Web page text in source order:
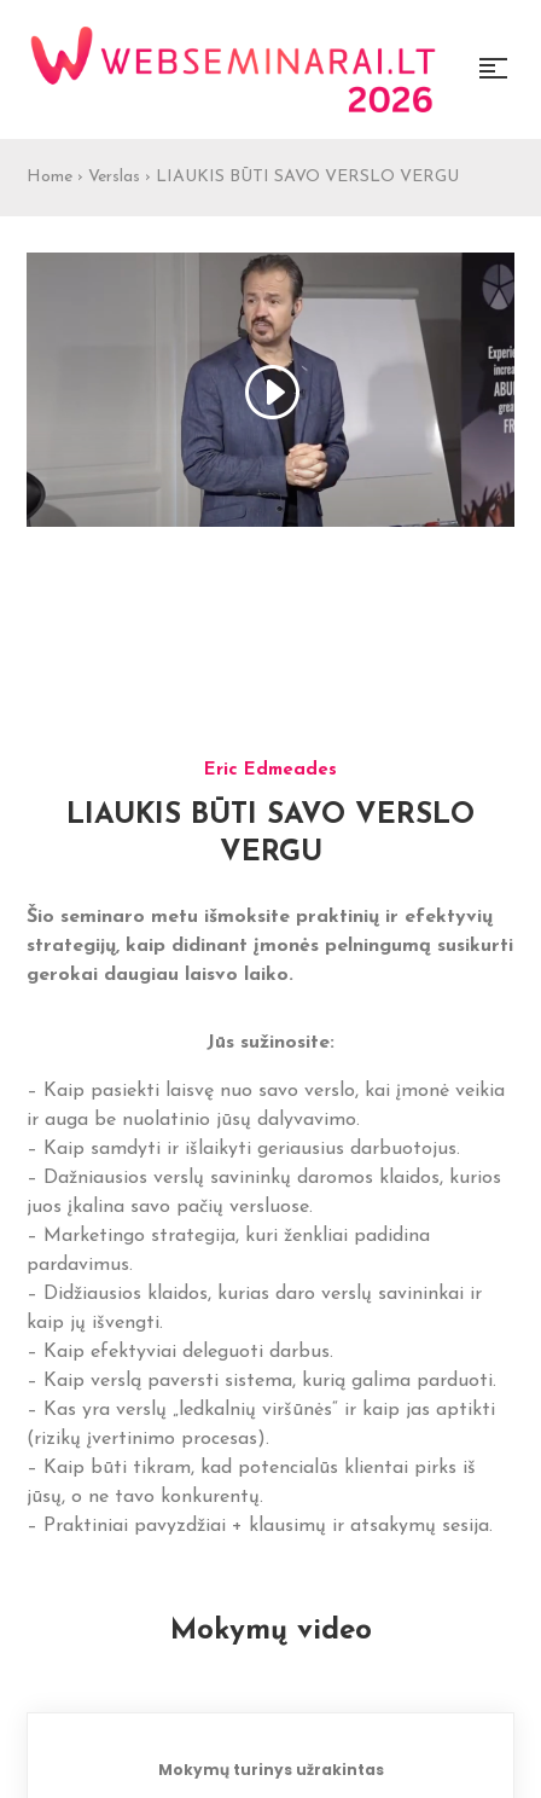
Home › Verslas › LIAUKIS BŪTI SAVO VERSLO VERGU
Eric Edmeades
LIAUKIS BŪTI SAVO VERSLO
VERGU
Šio seminaro metu išmoksite praktinių ir efektyvių
strategijų, kaip didinant įmonės pelningumą susikurti
gerokai daugiau laisvo laiko.
Jūs sužinosite:
– Kaip pasiekti laisvę nuo savo verslo, kai įmonė veikia
ir auga be nuolatinio jūsų dalyvavimo.
– Kaip samdyti ir išlaikyti geriausius darbuotojus.
– Dažniausios verslų savininkų daromos klaidos, kurios
juos įkalina savo pačių versluose.
– Marketingo strategija, kuri ženkliai padidina
pardavimus.
– Didžiausios klaidos, kurias daro verslų savininkai ir
kaip jų išvengti.
– Kaip efektyviai deleguoti darbus.
– Kaip verslą paversti sistema, kurią galima parduoti.
– Kas yra verslų „ledkalnių viršūnės“ ir kaip jas aptikti
(rizikų įvertinimo procesas).
– Kaip būti tikram, kad potencialūs klientai pirks iš
jūsų, o ne tavo konkurentų.
– Praktiniai pavyzdžiai + klausimų ir atsakymų sesija.
Mokymų video
Mokymų turinys užrakintas